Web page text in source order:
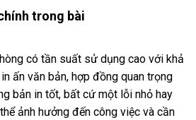
trong bài
có tần suất sử dụng cao với khả
ấn văn bản, hợp đồng quan trọng
bản in tốt, bất cứ một lỗi nhỏ hay
ảnh hưởng đến công việc và cần